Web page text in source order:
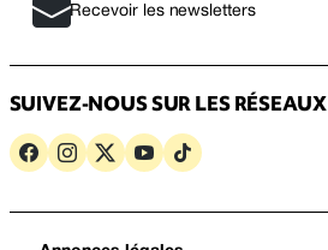
Recevoir les newsletters
SUIVEZ-NOUS SUR LES RÉSEAUX